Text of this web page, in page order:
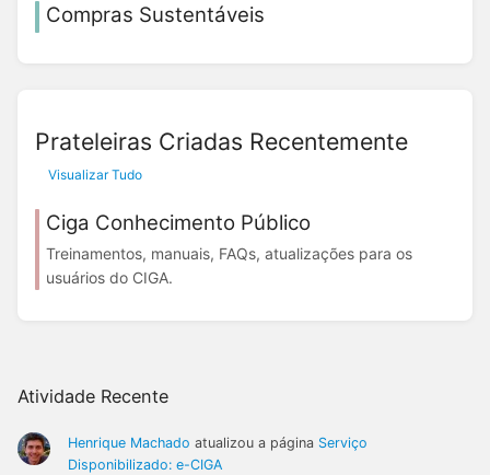
Atividade Recente
Henrique Machado atualizou a página Serviço
Disponibilizado: e-CIGA
Compras Sustentáveis
Prateleiras Criadas Recentemente
Visualizar Tudo
Ciga Conhecimento Público
Treinamentos, manuais, FAQs, atualizações para os
usuários do CIGA.